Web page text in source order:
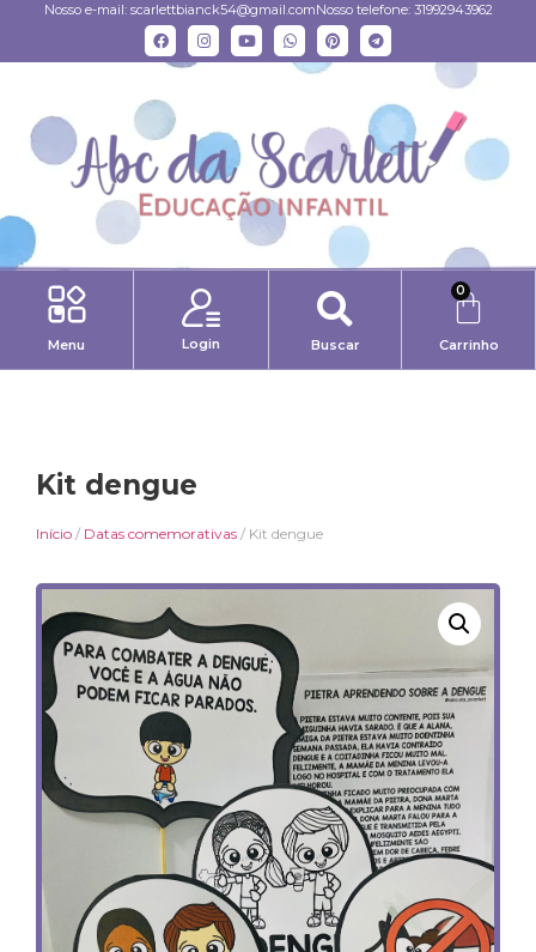
Nosso e-mail: scarlettbianck54@gmail.comNosso telefone: 31992943962
Menu Login Buscar
0
Carrinho
Kit dengue
Início / Datas comemorativas / Kit dengue